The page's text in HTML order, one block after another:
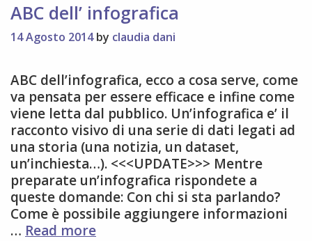
ABC dell’ infografica
14 Agosto 2014 by claudia dani
ABC dell’infografica, ecco a cosa serve, come
va pensata per essere efficace e infine come
viene letta dal pubblico. Un’infografica e’ il
racconto visivo di una serie di dati legati ad
una storia (una notizia, un dataset,
un’inchiesta…). <<<UPDATE>>> Mentre
preparate un’infografica rispondete a
queste domande: Con chi si sta parlando?
Come è possibile aggiungere informazioni
… Read moreABC